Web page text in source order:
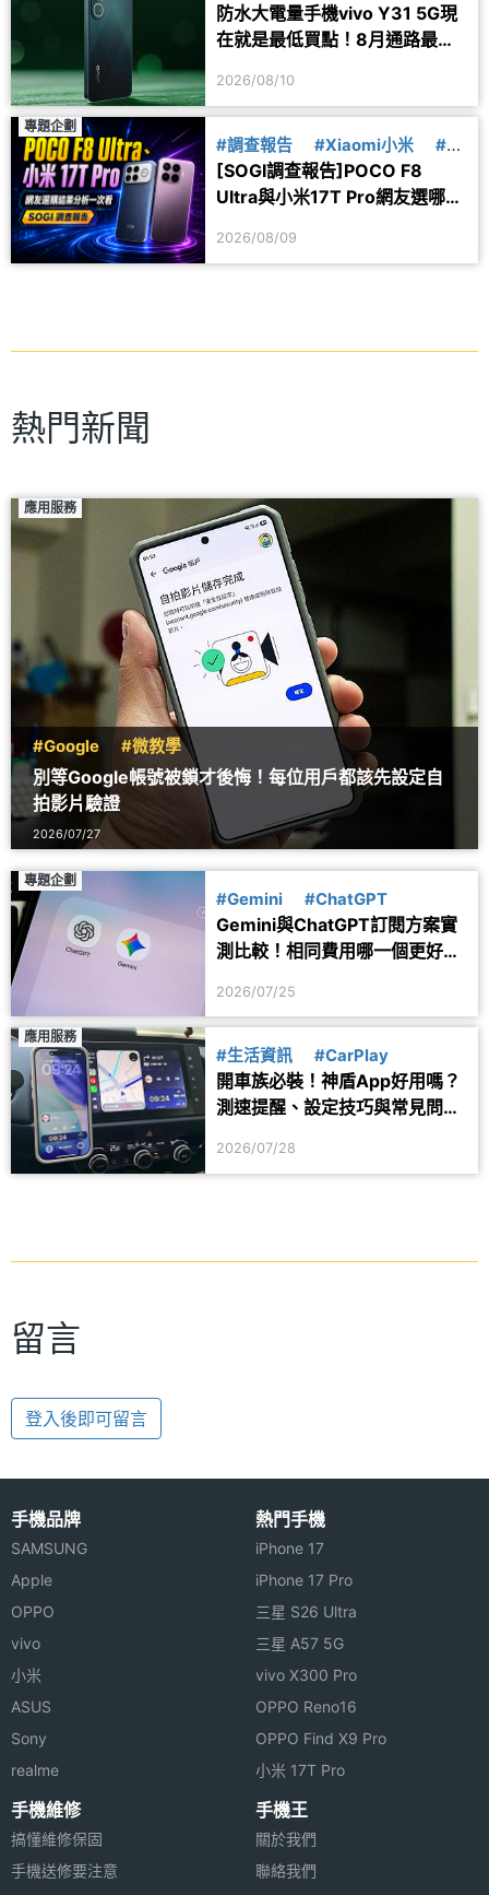
防水大電量手機vivo Y31 5G現
在就是最低買點！8月通路最新
2026/08/10
專題企劃
#調查報告 #Xiaomi小米
#小
米17T
#POCO #F8
[SOGI調查報告]POCO F8
Ultra與小米17T Pro網友選哪
2026/08/09
熱門新聞
應用服務
#Google #微教學
別等Google帳號被鎖才後悔！每位用戶都該先設定自
拍影片驗證
2026/07/27
專題企劃
#Gemini #ChatGPT
Gemini與ChatGPT訂閱方案實
測比較！相同費用哪一個更好
2026/07/25
應用服務
#生活資訊 #CarPlay
開車族必裝！神盾App好用嗎？
測速提醒、設定技巧與常見問題
2026/07/28
留言
登入後即可留言
手機品牌
SAMSUNG
Apple
OPPO
vivo
小米
ASUS
Sony
realme
熱門手機
iPhone 17
iPhone 17 Pro
三星 S26 Ultra
三星 A57 5G
vivo X300 Pro
OPPO Reno16
OPPO Find X9 Pro
小米 17T Pro
手機維修
搞懂維修保固
手機送修要注意
手機王
關於我們
聯絡我們